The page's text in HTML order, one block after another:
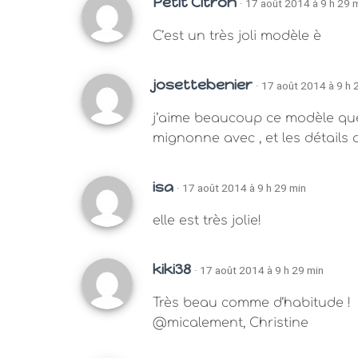
· 17 août 2014 à 9 h 29
C’est un très joli modèle è
josettebenier · 17 août 2014 à 9 h
j’aime beaucoup ce modèle
mignonne avec , et les
isa · 17 août 2014 à 9 h 29 min
elle est très jolie!
kiki38 · 17 août 2014 à 9 h 29 min
Très beau comme d’habitude !
@micalement, Christine